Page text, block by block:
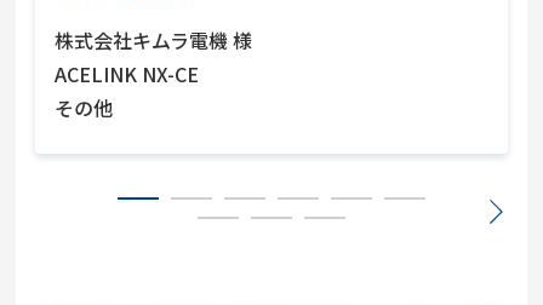
株式会社キムラ電機様
ACELINK NX-CE
その他